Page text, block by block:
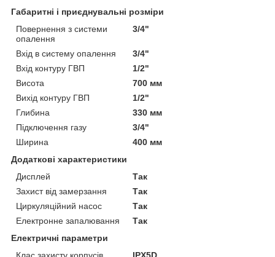
Габаритні і приєднувальні розміри
Повернення з системи
опалення
3/4"
Вхід в систему опалення
3/4"
Вхід контуру ГВП
1/2"
Висота
700 мм
Вихід контуру ГВП
1/2"
Глибина
330 мм
Підключення газу
3/4"
Ширина
400 мм
Додаткові характеристики
Дисплей
Так
Захист від замерзання
Так
Циркуляційний насос
Так
Електронне запалювання
Так
Електричні параметри
Клас захисту корпусів
IPX5D